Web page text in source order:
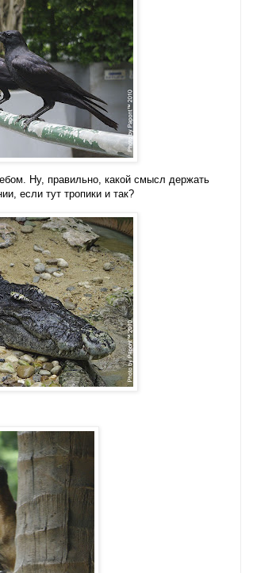
Ну, правильно, какой смысл держать
если тут тропики и так?